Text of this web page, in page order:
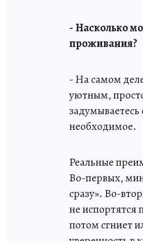
- Насколько
проживания?
- На самом
уютным,
необходимое.
Реальные
Во-первых,
сразу». Во-
не
потом сгниет